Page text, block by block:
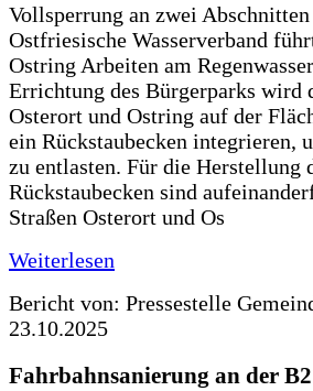
Vollsperrung an zwei
Ostfriesische Wasserverband
Ostring Arbeiten am
Errichtung des Bürgerparks wird
Osterort und Ostring auf der
ein Rückstaubecken integrieren,
zu entlasten. Für die Herstellung
Rückstaubecken sind
Straßen Osterort und Os
Weiterlesen
Bericht von: Pressestelle
23.10.2025
Fahrbahnsanierung an der